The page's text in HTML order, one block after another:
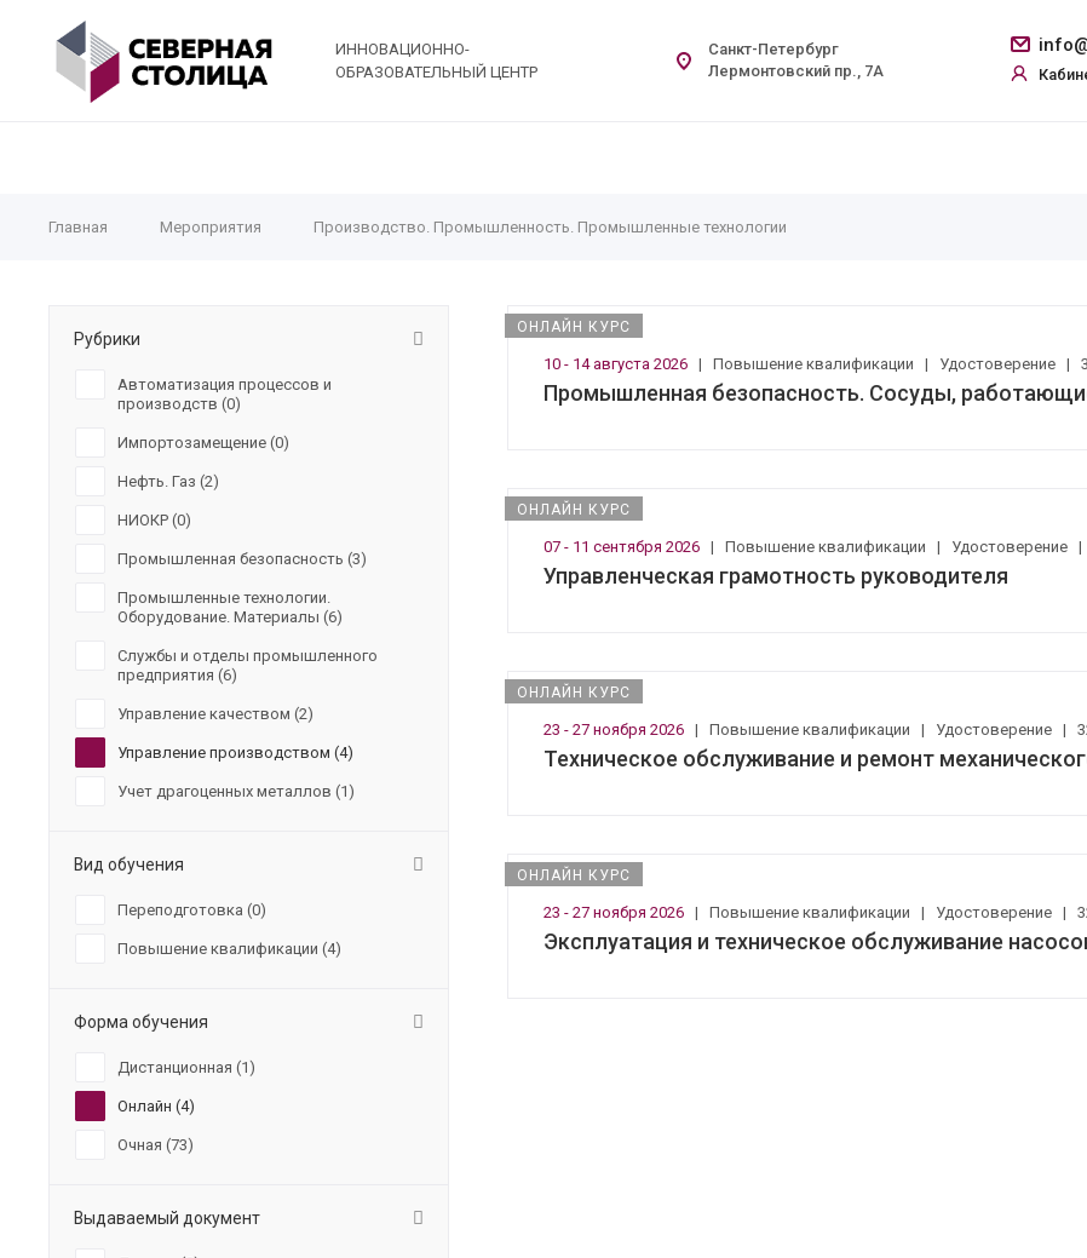
ИННОВАЦИОННО-
ОБРАЗОВАТЕЛЬНЫЙ ЦЕНТР
Санкт-Петербург
Лермонтовский пр., 7А
Главная Мероприятия Производство. Промышленность. Промышленные технологии
ОНЛАЙН КУРС
10 - 14 августа 2026 |Повышение квалификации | Удостоверение |
Промышленная безопасность. Сосуды,
ОНЛАЙН КУРС
07 - 11 сентября 2026 |Повышение квалификации | Удостоверение
Управленческая грамотность руководителя
ОНЛАЙН КУРС
23 - 27 ноября 2026 |Повышение квалификации | Удостоверение |
Техническое обслуживание и ремонт
ОНЛАЙН КУРС
23 - 27 ноября 2026 |Повышение квалификации | Удостоверение |
Эксплуатация и техническое обслуживание
Рубрики
Автоматизация процессов и
производств (0)
Импортозамещение (0)
Нефть. Газ (2)
НИОКР (0)
Промышленная безопасность (3)
Промышленные технологии.
Оборудование. Материалы (6)
Службы и отделы промышленного
предприятия (6)
Управление качеством (2)
Управление производством (4)
Учет драгоценных металлов (1)
Вид обучения
Переподготовка (0)
Повышение квалификации (4)
Форма обучения
Дистанционная (1)
Онлайн (4)
Очная (73)
Выдаваемый документ